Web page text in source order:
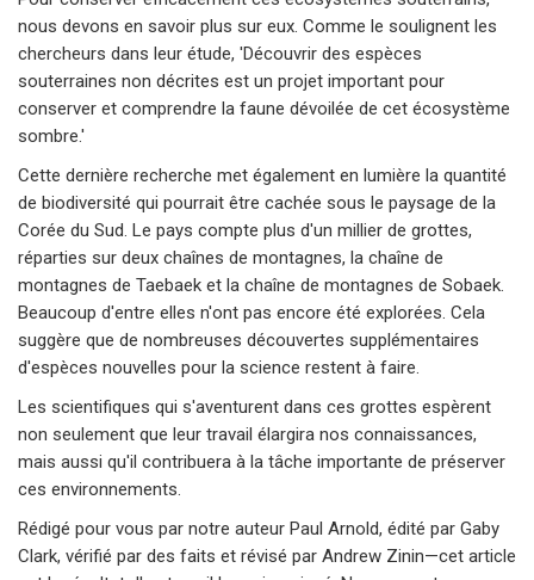
nous devons en savoir plus sur eux. Comme le soulignent les
chercheurs dans leur étude, 'Découvrir des espèces
souterraines non décrites est un projet important pour
conserver et comprendre la faune dévoilée de cet écosystème
sombre.'
Cette dernière recherche met également en lumière la quantité
de biodiversité qui pourrait être cachée sous le paysage de la
Corée du Sud. Le pays compte plus d'un millier de grottes,
réparties sur deux chaînes de montagnes, la chaîne de
montagnes de Taebaek et la chaîne de montagnes de Sobaek.
Beaucoup d'entre elles n'ont pas encore été explorées. Cela
suggère que de nombreuses découvertes supplémentaires
d'espèces nouvelles pour la science restent à faire.
Les scientifiques qui s'aventurent dans ces grottes espèrent
non seulement que leur travail élargira nos connaissances,
mais aussi qu'il contribuera à la tâche importante de préserver
ces environnements.
Rédigé pour vous par notre auteur Paul Arnold, édité par Gaby
Clark, vérifié par des faits et révisé par Andrew Zinin—cet article